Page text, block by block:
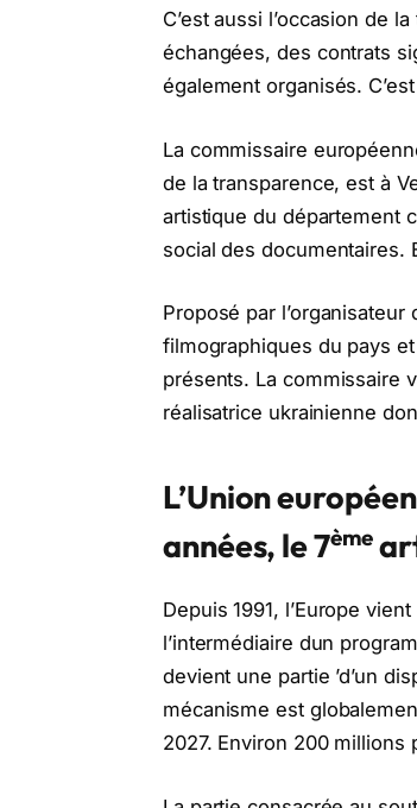
C’est aussi l’occasion de
échangées, des contrats
également organisés.
La commissaire
de la transparence, est à
artistique du département
social des documentaires.
Proposé par
filmographiques du pays
présents. La commissaire
réalisatrice ukrainienne
L’Union
années, le 7ème
Depuis 1991, l’Europe
l’intermédiaire dun
devient une partie ’d’un
mécanisme est
2027. Environ 200 millions